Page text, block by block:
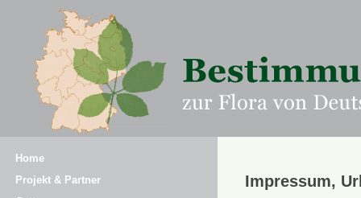
Home
Projekt & Partner
Impressum,